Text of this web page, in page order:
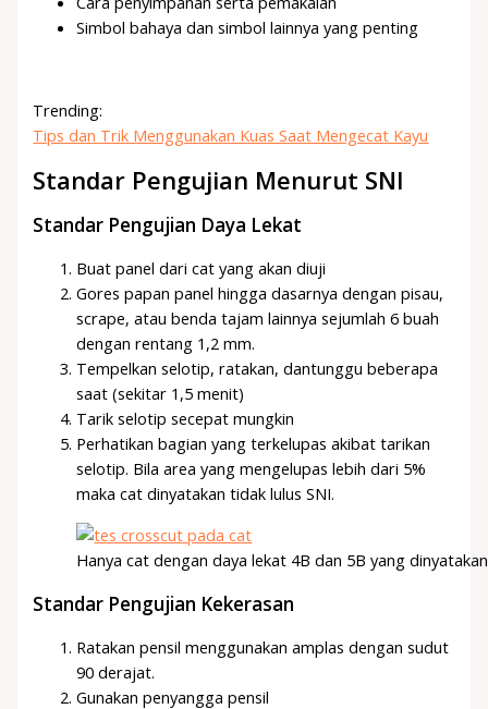
Simbol bahaya dan simbol lainnya yang penting
Trending:
Tips dan Trik Menggunakan Kuas Saat Mengecat Kayu
Standar Pengujian Menurut SNI
Standar Pengujian Daya Lekat
Buat panel dari cat yang akan diuji
Gores papan panel hingga dasarnya dengan pisau,
scrape, atau benda tajam lainnya sejumlah 6 buah
dengan rentang 1,2 mm.
Tempelkan selotip, ratakan, dantunggu beberapa
saat (sekitar 1,5 menit)
Tarik selotip secepat mungkin
Perhatikan bagian yang terkelupas akibat tarikan
selotip. Bila area yang mengelupas lebih dari 5%
maka cat dinyatakan tidak lulus SNI.
Hanya cat dengan daya lekat 4B dan 5B yang
Standar Pengujian Kekerasan
Ratakan pensil menggunakan amplas dengan sudut
90 derajat.
Gunakan penyangga pensil